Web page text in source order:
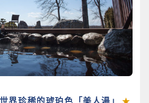
界珍稀的琥珀色「美人湯」
★